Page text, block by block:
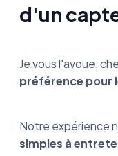
d'un
Je vous l'avoue,
préférence pour
Notre expérience
simples à